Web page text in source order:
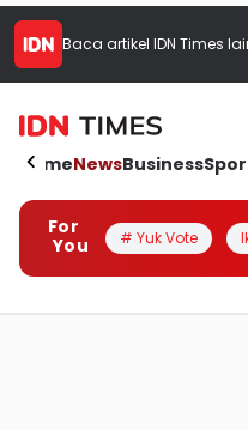
Baca artikel IDN Times
HomeNewsBusiness
For
You
# Yuk Vote